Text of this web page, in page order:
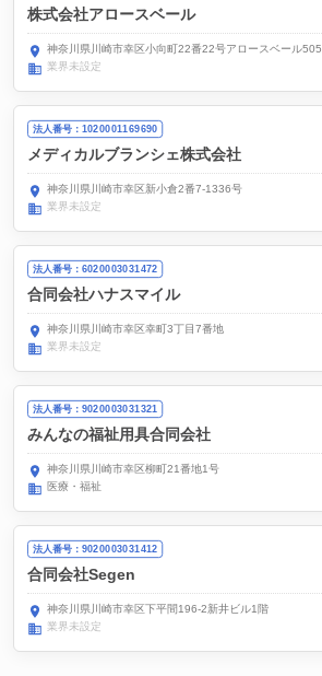
株式会社アロースベール
神奈川県川崎市幸区小向町22番22号アロースベール505
業界未設定
法人番号：1020001169690
メディカルブランシェ株式会社
神奈川県川崎市幸区新小倉2番7-1336号
業界未設定
法人番号：6020003031472
合同会社ハナスマイル
神奈川県川崎市幸区幸町3丁目7番地
業界未設定
法人番号：9020003031321
みんなの福祉用具合同会社
神奈川県川崎市幸区柳町21番地1号
医療・福祉
法人番号：9020003031412
合同会社Segen
神奈川県川崎市幸区下平間196-2新井ビル1階
業界未設定